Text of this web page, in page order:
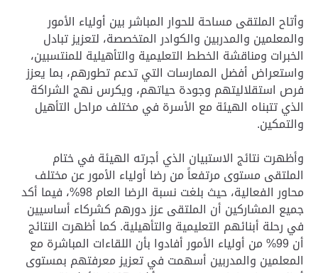
وأتاح الملتقى مساحة للحوار المباشر بين أولياء الأمور
والمعلمين والمدربين والكوادر المتخصصة، لتعزيز تبادل
الخبرات ومناقشة الخطط التعليمية والتأهيلية للمنتسبين،
واستعراض أفضل الممارسات التي تدعم تطورهم، بما يعزز
فرص استقلاليتهم وجودة حياتهم، ويكرس نهج الشراكة
الذي تتبناه الهيئة مع الأسرة في مختلف مراحل التأهيل
والتمكين.
وأظهرت نتائج الاستبيان الذي أجرته الهيئة في ختام
الملتقى مستوى مرتفعاً من رضا أولياء الأمور عن مختلف
محاور الفعالية، حيث بلغت نسبة الرضا العام 98%، فيما أكد
جميع المشاركين أن الملتقى عزز دورهم كشركاء أساسيين
في رحلة أبنائهم التعليمية والتأهيلية. كما أظهرت النتائج
أن 99% من أولياء الأمور أفادوا بأن اللقاءات المباشرة مع
المعلمين والمدربين أسهمت في تعزيز معرفتهم بمستوى